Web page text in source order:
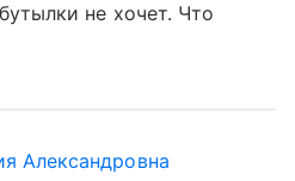
не хочет. Что
Александровна